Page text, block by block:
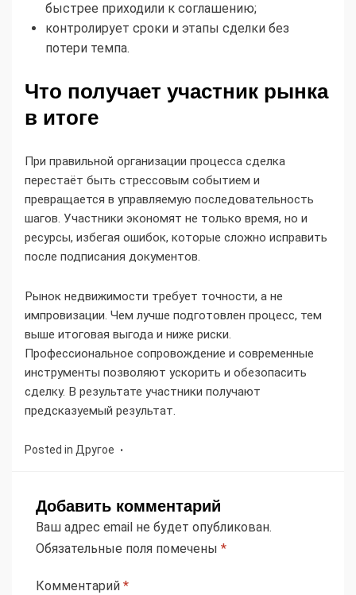
быстрее приходили к соглашению;
контролирует сроки и этапы сделки без
потери темпа.
Что получает участник рынка
в итоге
При правильной организации процесса сделка
перестаёт быть стрессовым событием и
превращается в управляемую последовательность
шагов. Участники экономят не только время, но и
ресурсы, избегая ошибок, которые сложно исправить
после подписания документов.
Рынок недвижимости требует точности, а не
импровизации. Чем лучше подготовлен процесс, тем
выше итоговая выгода и ниже риски.
Профессиональное сопровождение и современные
инструменты позволяют ускорить и обезопасить
сделку. В результате участники получают
предсказуемый результат.
Posted in Другое
Добавить комментарий
Ваш адрес email не будет опубликован.
Обязательные поля помечены *
Комментарий *